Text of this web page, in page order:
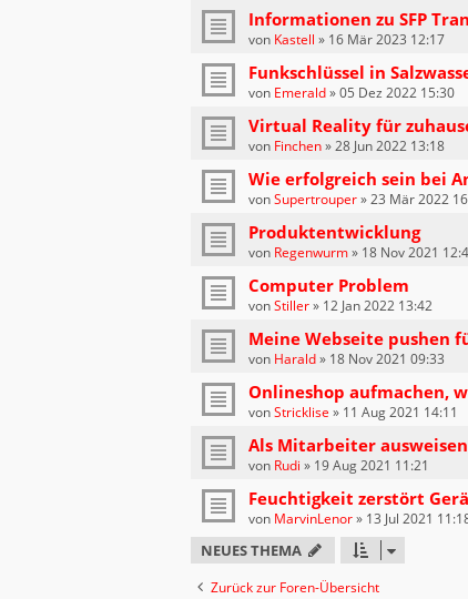
Informationen zu SFP
von Kastell » 16 Mär 2023 12:17
Funkschlüssel in
von Emerald»05 Dez 2022 15:30
Virtual Reality für
von Finchen»28 Jun 2022 13:18
Wie erfolgreich sein bei
vonSupertrouper»23 Mär 2022
Produktentwicklung
von Regenwurm» 18 Nov 2021
Computer Problem
vonStiller» 12 Jan 2022 13:42
Meine Webseite pushen
von Harald» 18 Nov 2021 09:33
Onlineshop aufmachen,
vonStricklise » 11 Aug 2021 14:11
Als Mitarbeiter
von Rudi » 19 Aug 2021 11:21
Feuchtigkeit zerstört
von MarvinLenor» 13 Jul 2021
NEUES THEMA
Zurück zur Foren-Übersicht